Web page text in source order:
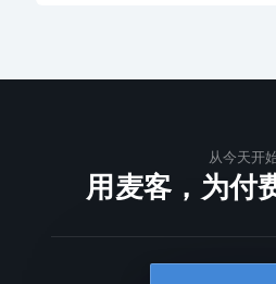
从今天开
用麦客，为付